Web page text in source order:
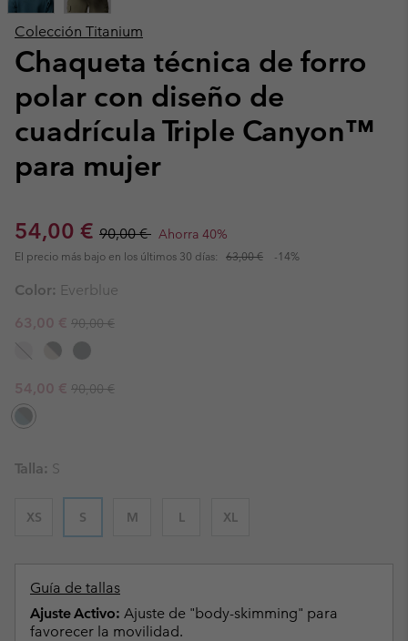
Colección Titanium
Chaqueta técnica de forro
polar con diseño de
cuadrícula Triple Canyon™
para mujer
Sale price:
54,00 € Regular price:
90,00 € Ahorra 40%
El precio más bajo en los últimos 30 días: 63,00 € -14%
Color: Everblue
Sale price:
63,00 € Regular price:
90,00 €
Sale price:
54,00 € Regular price:
90,00 €
Talla: S
XS S M L XL
Guía de tallas
Ajuste Activo: Ajuste de "body-skimming" para
favorecer la movilidad.